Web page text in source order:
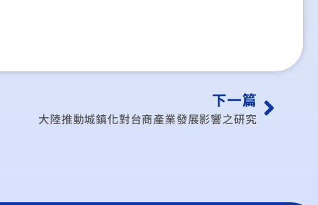
下一篇
大陸推動城鎮化對台商產業發展影響之研究